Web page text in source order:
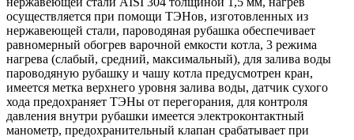
осуществляется при помощи ТЭНов, изготовленных из
нержавеющей стали, пароводяная рубашка обеспечивает
равномерный обогрев варочной емкости котла, 3 режима
нагрева (слабый, средний, максимальный), для залива воды
пароводяную рубашку и чашу котла предусмотрен кран,
имеется метка верхнего уровня залива воды, датчик сухого
хода предохраняет ТЭНы от перегорания, для контроля
давления внутри рубашки имеется электроконтактный
манометр, предохранительный клапан срабатывает при